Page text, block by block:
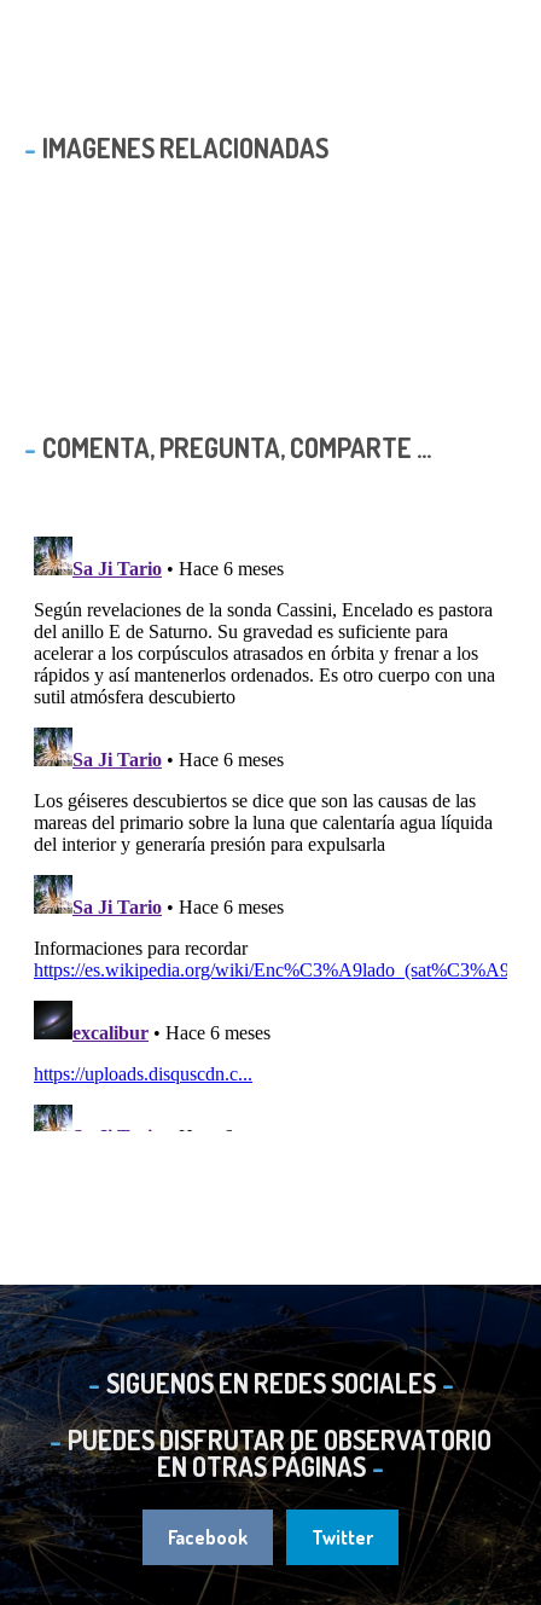
IMAGENES RELACIONADAS
COMENTA, PREGUNTA, COMPARTE ...
SIGUENOS EN REDES SOCIALES
PUEDES DISFRUTAR DE OBSERVATORIO
EN OTRAS PÁGINAS
Facebook Twitter